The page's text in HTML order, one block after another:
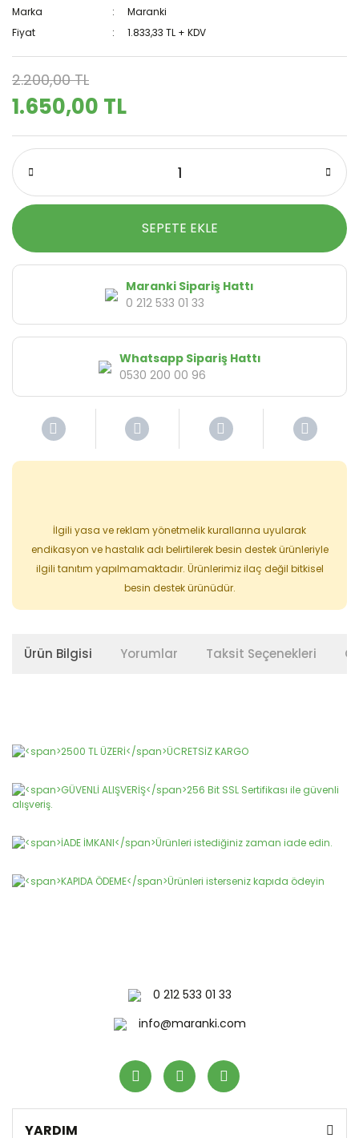
Marka
Maranki
Fiyat
1.833,33 TL + KDV
2.200,00 TL
1.650,00 TL
SEPETE EKLE
Maranki Sipariş Hattı
0 212 533 01 33
Whatsapp Sipariş Hattı
0530 200 00 96
İlgili yasa ve reklam yönetmelik kurallarına uyularak
endikasyon ve hastalık adı belirtilerek besin destek ürünleriyle
ilgili tanıtım yapılmamaktadır. Ürünlerimiz ilaç değil bitkisel
besin destek ürünüdür.
Ürün Bilgisi Yorumlar Taksit Seçenekleri
Bu ürüne ilk yorumu siz yapın!
konularda yetersiz gördüğünüz noktaları öneri formunu
kullanarak tarafımıza iletebilirsiniz.
Ürün açıklamasında eksik bilgiler bulunuyor.
Ürün fiyatı diğer sitelerden daha pahalı.
0 212 533 01 33
info@maranki.com
YARDIM